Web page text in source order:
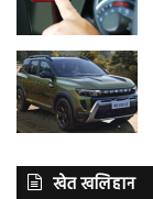
खेत खलिहान